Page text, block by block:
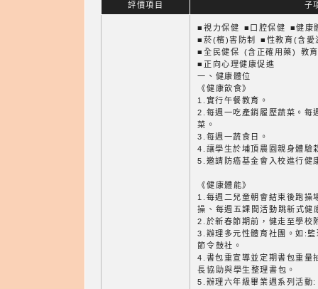
評價項目 子
■視力保健 ■口腔保健 ■健康
■菸(檳)害防制 ■性教育(含愛
■全民健保 (含正確用藥) 教
■正向心理健康促進
一、健康體位
《健康飲食》
1.實行午餐教育。
2.每週一吃產銷履歷蔬菜。每
菜。
3.每週一蔬食日。
4.讓學生於埔頂農園親身體驗
5.邀請防癌基金會入校進行健
《健康體能》
1.每週二兒童朝會結束後跑操
操、每週五課間活動跳新式健
2.於新春節期前，健走至學校
3.辦理多元性體育社團。如:
節令鼓社。
4.書包重宣導並定期書包重量
長協助與學生整理書包。
5.辦理六年級畢業週系列活動: